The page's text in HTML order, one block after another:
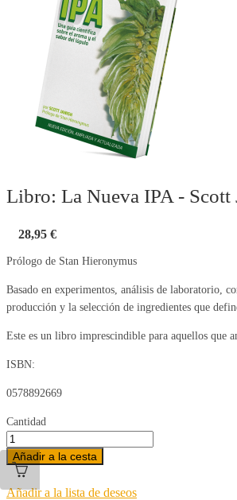
Libro: La Nueva IPA - Scott
28,95 €
Prólogo de Stan Hieronymus
Basado en experimentos, análisis de laboratorio,
producción y la selección de ingredientes que
Este es un libro imprescindible para aquellos que
ISBN:
0578892669
Cantidad
Añadir a la cesta
Añadir a la lista de deseos